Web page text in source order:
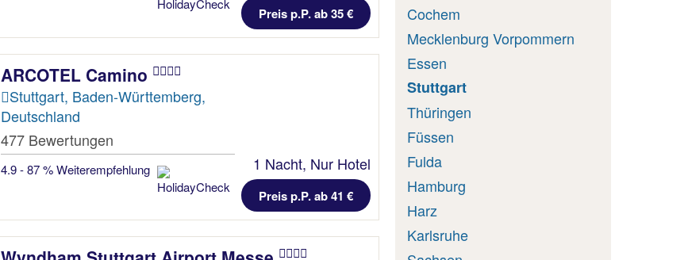
Preis p.P. ab 35 €
ARCOTEL Camino
Stuttgart, Baden-Württemberg,
Deutschland
477 Bewertungen
4.9 - 87 % Weiterempfehlung 1 Nacht, Nur Hotel
Preis p.P. ab 41 €
Cochem
Mecklenburg Vorpommern
Essen
Stuttgart
Thüringen
Füssen
Fulda
Hamburg
Harz
Karlsruhe